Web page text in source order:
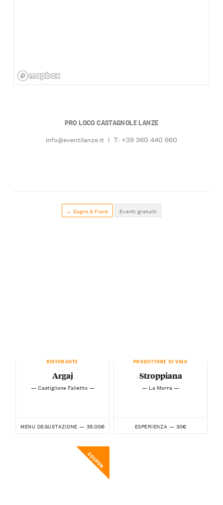
PRO LOCO CASTAGNOLE LANZE
info@eventilanze.it | T: +39 360 440 660
← Sagre & Fiere Eventi gratuiti
RISTORANTE
Argaj
— Castiglione Falletto —
MENU DEGUSTAZIONE — 35.00€
PRODUTTORE DI VINO
Stroppiana
— La Morra —
ESPERIENZA — 30€
COUPON